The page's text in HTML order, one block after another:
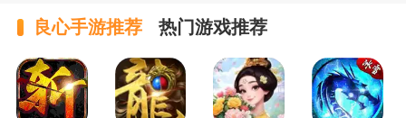
良心手游推荐 热门游戏推荐